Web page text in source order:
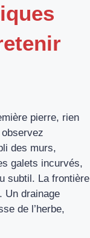
pierre, rien
des murs,
galets incurvés,
subtil. La frontière
Un drainage
de l’herbe,